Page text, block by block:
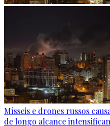
Mísseis e drones russos
de longo alcance